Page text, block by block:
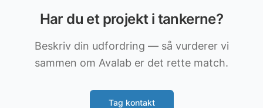
Har du et projekt i tankerne?
Beskriv din udfordring — så vurderer vi
sammen om Avalab er det rette match.
Tag kontakt